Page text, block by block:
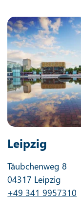
Leipzig
Täubchenweg 8
04317 Leipzig
+49 341 9957310